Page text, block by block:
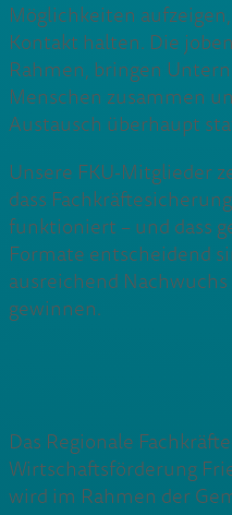
Möglichkeiten
Kontakt halten. Die
Rahmen, bringen
Menschen zusammen
Austausch überhaupt
Unsere FKU-Mitglieder
dass
funktioniert – und dass
Formate entscheidend
ausreichend
gewinnen.
Das Regionale
Wirtschaftsförderung
wird im Rahmen der